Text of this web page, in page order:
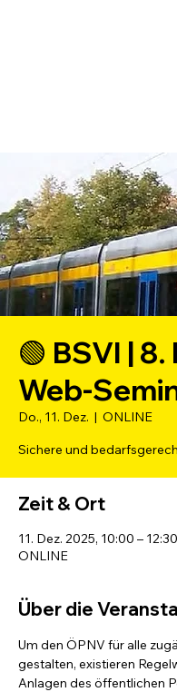
🟢 BSVI |
Web-
Do., 11. Dez.
  |
ONLINE
Sichere und
Zeit & Ort
11. Dez. 2025, 10:00 – 12:30
ONLINE
Über die
Um den ÖPNV für alle
gestalten, existieren
Anlagen des öffentlichen